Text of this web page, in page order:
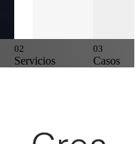
02
Servicios
03
Casos